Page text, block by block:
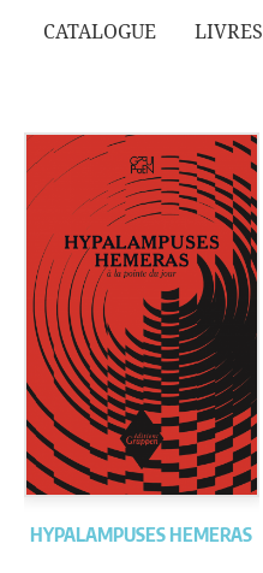
CATALOGUE
LIVRES
HYPALAMPUSES HEMERAS